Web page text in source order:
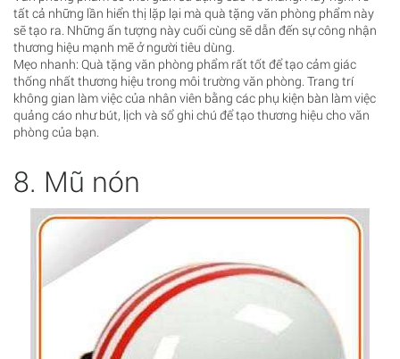
tất cả những lần hiển thị lặp lại mà quà tặng văn phòng phẩm này
sẽ tạo ra. Những ấn tượng này cuối cùng sẽ dẫn đến sự công nhận
thương hiệu mạnh mẽ ở người tiêu dùng.
Mẹo nhanh: Quà tặng văn phòng phẩm rất tốt để tạo cảm giác
thống nhất thương hiệu trong môi trường văn phòng. Trang trí
không gian làm việc của nhân viên bằng các phụ kiện bàn làm việc
quảng cáo như bút, lịch và sổ ghi chú để tạo thương hiệu cho văn
phòng của bạn.
8. Mũ nón